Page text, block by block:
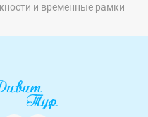
и временные рамки